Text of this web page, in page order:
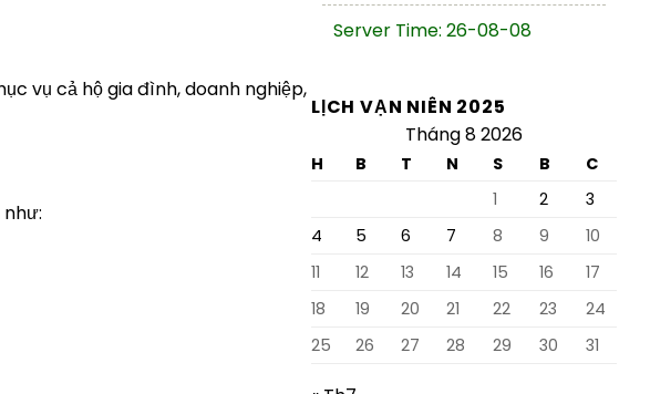
vụ cả hộ gia đình, doanh nghiệp,
Server Time: 26-08-08
LỊCH VẠN NIÊN 2025
Tháng 8 2026
H B T N S B
C
1
2
3
4
5 6 7 8 9
10
11
12 13 14 15 16
17
18
19 20 21 22 23
24
25
26 27 28 29 30 31